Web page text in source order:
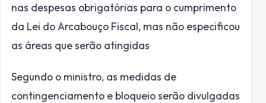
nas despesas obrigatórias para o cumprimento
da Lei do Arcabouço Fiscal, mas não especificou
as áreas que serão atingidas
Segundo o ministro, as medidas de
contingenciamento e bloqueio serão divulgadas